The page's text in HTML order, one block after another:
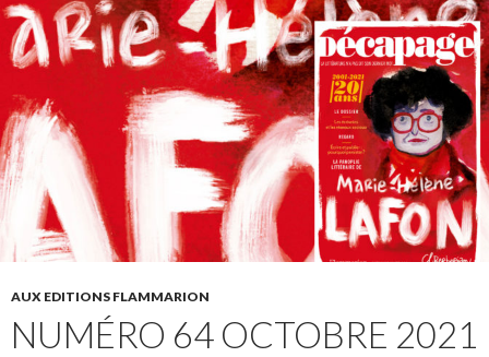
k
s
t
r
d
p
r
AUX EDITIONS FLAMMARION
NUMÉRO 64 OCTOBRE 2021